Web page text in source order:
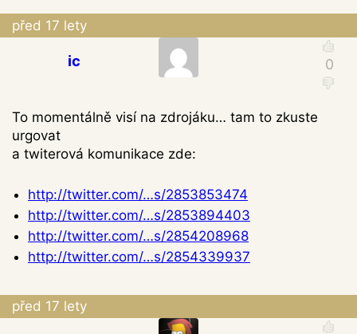
před 17 lety
ic
To momentálně visí na zdrojáku… tam to zkuste
urgovat
a twiterová komunikace zde:
http://twitter.com/…s/2853853474
http://twitter.com/…s/2853894403
http://twitter.com/…s/2854208968
http://twitter.com/…s/2854339937
před 17 lety